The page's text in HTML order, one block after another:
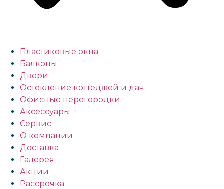
Пластиковые окна
Балконы
Двери
Остекление коттеджей и дач
Офисные перегородки
Аксессуары
Сервис
О компании
Доставка
Галерея
Акции
Рассрочка